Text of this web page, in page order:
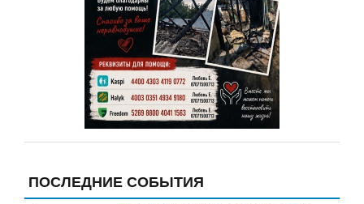
ПОСЛЕДНИЕ СОБЫТИЯ